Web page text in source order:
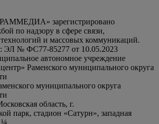
зарегистрировано
по надзору в сфере связи,
и массовых коммуникаций.
ЭЛ № ФС77-85277 от 10.05.2023
автономное учреждение
Раменского муниципального округа
муниципального округа
область, г.
парк, стадион «Сатурн», западная
¼